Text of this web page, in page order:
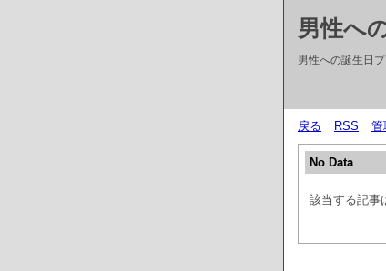
男性へ
男性への誕生日
戻る RSS 管
No Data
該当する記事